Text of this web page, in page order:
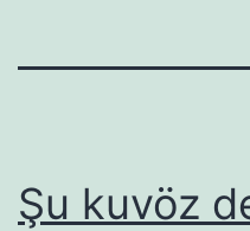
Şu kuvöz